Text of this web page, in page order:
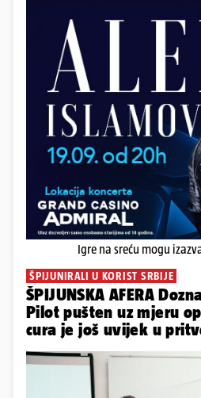
Igre na sreću mogu
ŠPIJUNIRALI U KORIST SRBIJE
ŠPIJUNSKA AFERA
Pilot pušten uz mjeru
cura je još uvijek u